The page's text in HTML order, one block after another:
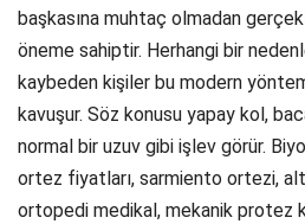
başkasına muhtaç olmadan
öneme sahiptir. Herhangi bir
kaybeden kişiler bu modern
kavuşur. Söz konusu yapay kol,
normal bir uzuv gibi işlev görür.
ortez fiyatları, sarmiento ortezi,
ortopedi medikal, mekanik protez